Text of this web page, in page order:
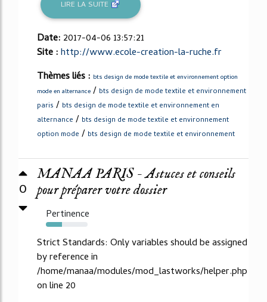
LIRE LA SUITE
Date: 2017-04-06 13:57:21
Site :http://www.ecole-creation-la-ruche.fr
Thèmes liés : bts design de mode textile et environnement option
mode en alternance / bts design de mode textile et environnement
paris / bts design de mode textile et environnement en
alternance / bts design de mode textile et environnement
option mode / bts design de mode textile et environnement
0
MANAA PARIS - Astuces et conseils
pour préparer votre dossier
Pertinence
38%
Strict Standards: Only variables should be assigned
by reference in
/home/manaa/modules/mod_lastworks/helper.php
on line 20